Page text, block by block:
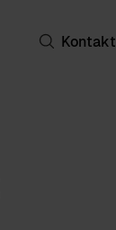
Kontakt